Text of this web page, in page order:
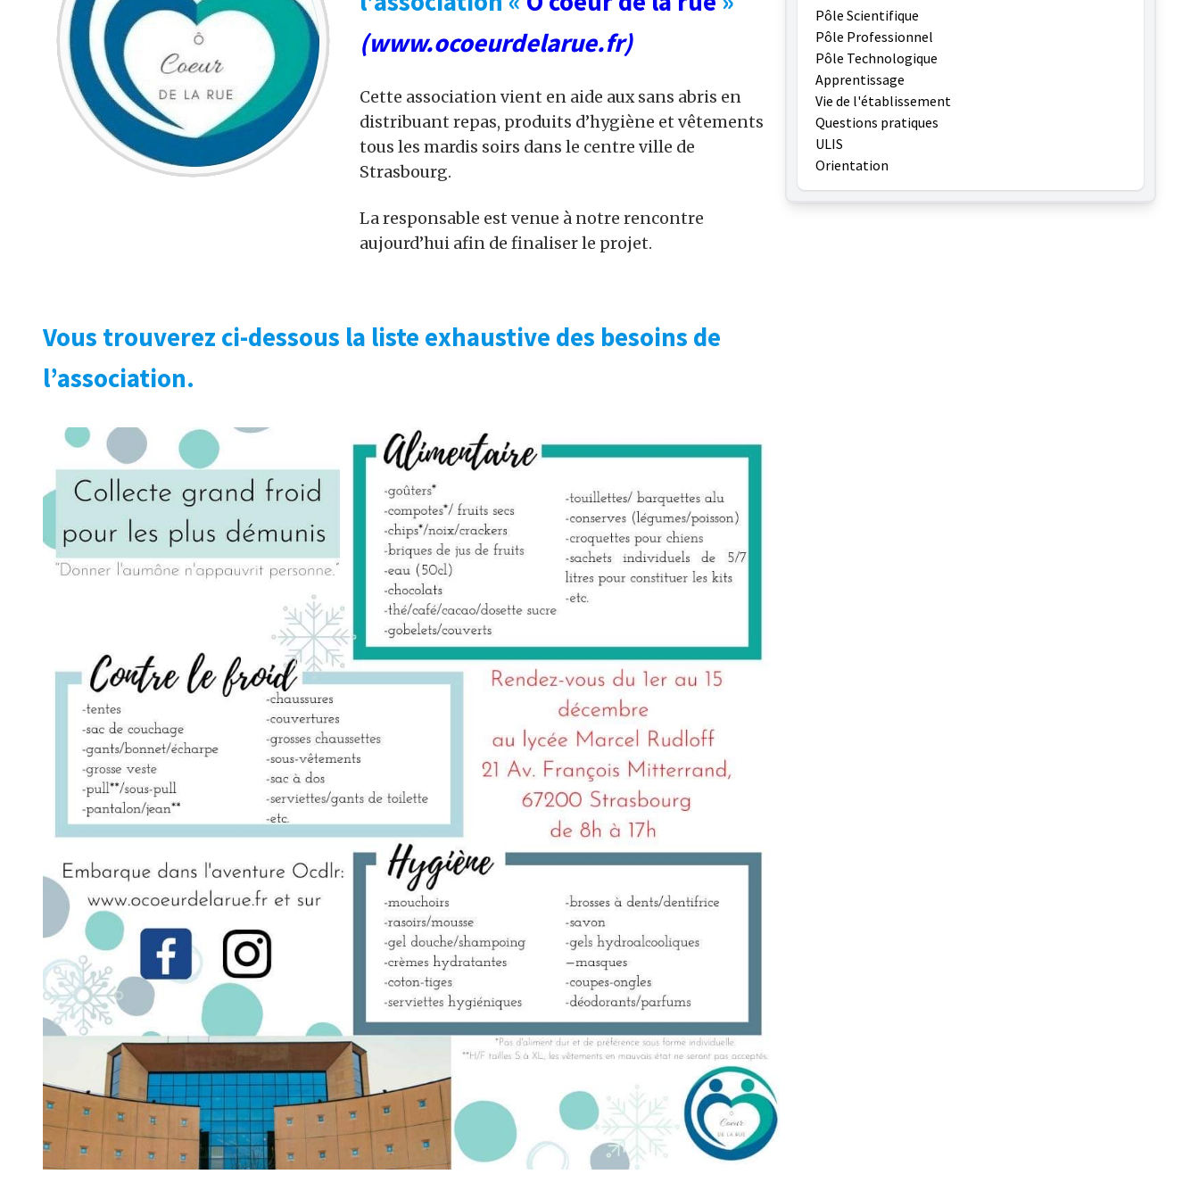
(www.ocoeurdelarue.fr)
Cette association vient en aide aux sans abris en
distribuant repas, produits d’hygiène et vêtements
tous les mardis soirs dans le centre ville de
Strasbourg.
La responsable est venue à notre rencontre
aujourd’hui afin de finaliser le projet.
Vous trouverez ci-dessous la liste exhaustive des besoins de
l’association.
Pôle Scientifique
Pôle Professionnel
Pôle Technologique
Apprentissage
Vie de l'établissement
Questions pratiques
ULIS
Orientation